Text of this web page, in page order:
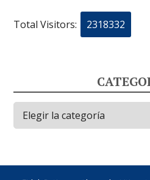
Total Visitors: 2318332
Categorías